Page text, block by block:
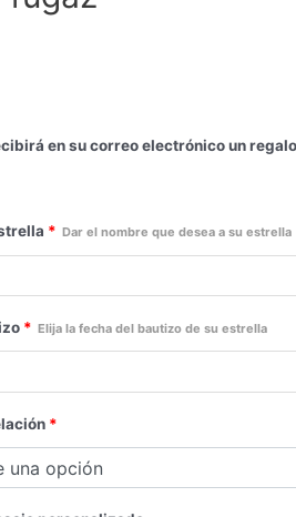
en su correo electrónico un
* Dar el nombre que desea a su estrella
* Elija la fecha del bautizo de su estrella
*